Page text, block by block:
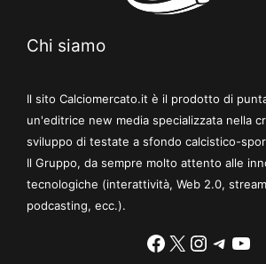
Chi siamo
Il sito Calciomercato.it è il prodotto di
un'editrice new media specializzata nella
sviluppo di testate a sfondo calcistico-
Il Gruppo, da sempre molto attento alle
tecnologiche (interattività, Web 2.0,
podcasting, ecc.).
Facebook
X